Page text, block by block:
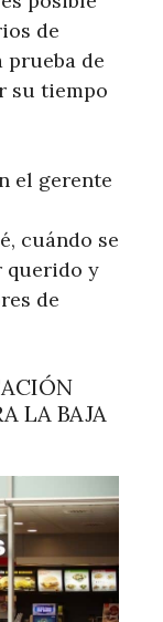
de
de
su tiempo
el gerente
cuándo se
querido y
de
LA BAJA